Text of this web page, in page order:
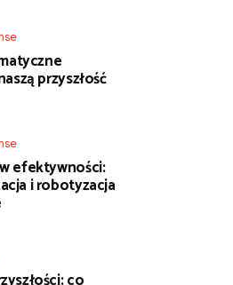
przyszłość
efektywności:
i robotyzacja